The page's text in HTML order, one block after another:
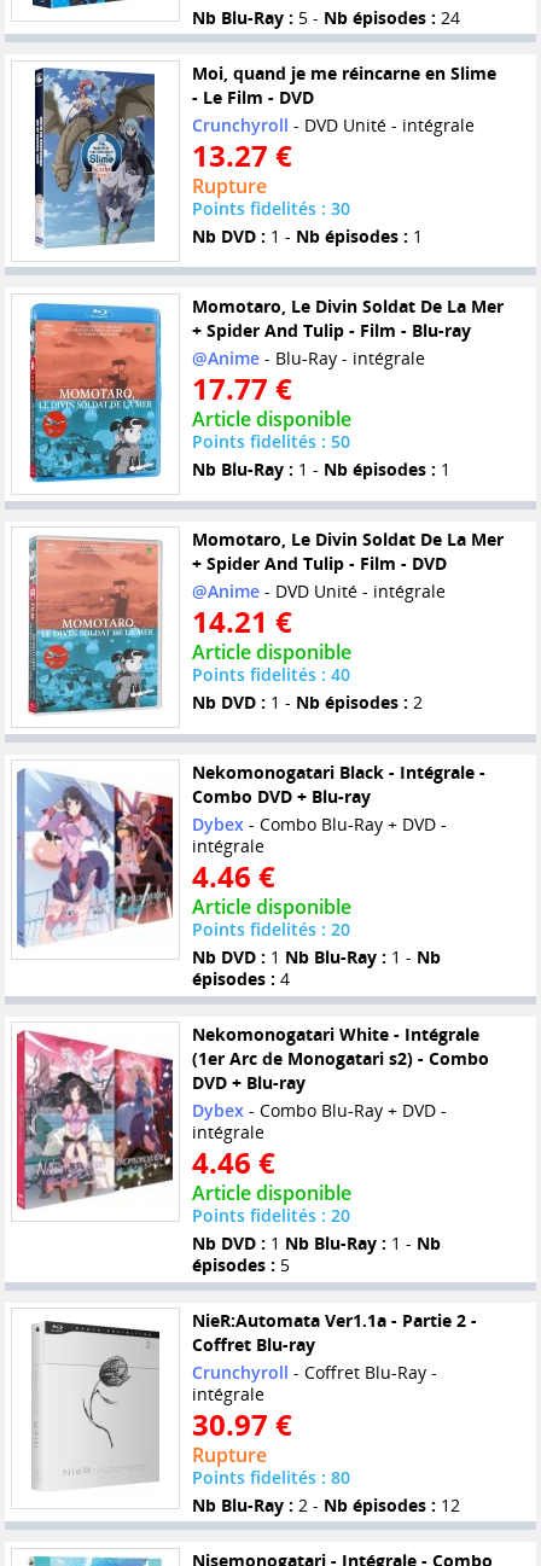
Nb Blu-Ray : 5 - Nb épisodes : 24
Moi, quand je me réincarne en Slime
- Le Film - DVD
Crunchyroll - DVD Unité - intégrale
13.27 €
Rupture
Points fidelités : 30
Nb DVD : 1 - Nb épisodes : 1
Momotaro, Le Divin Soldat De La Mer
+ Spider And Tulip - Film - Blu-ray
@Anime- Blu-Ray - intégrale
17.77 €
Article disponible
Points fidelités : 50
Nb Blu-Ray : 1 - Nb épisodes : 1
Momotaro, Le Divin Soldat De La Mer
+ Spider And Tulip - Film - DVD
@Anime- DVD Unité - intégrale
14.21 €
Article disponible
Points fidelités : 40
Nb DVD : 1 - Nb épisodes : 2
Nekomonogatari Black - Intégrale -
Combo DVD + Blu-ray
Dybex- Combo Blu-Ray + DVD -
intégrale
4.46 €
Article disponible
Points fidelités : 20
Nb DVD : 1 Nb Blu-Ray : 1 - Nb
épisodes : 4
Nekomonogatari White - Intégrale
(1er Arc de Monogatari s2) - Combo
DVD + Blu-ray
Dybex- Combo Blu-Ray + DVD -
intégrale
4.46 €
Article disponible
Points fidelités : 20
Nb DVD : 1 Nb Blu-Ray : 1 - Nb
épisodes : 5
NieR:Automata Ver1.1a - Partie 2 -
Coffret Blu-ray
Crunchyroll - Coffret Blu-Ray -
intégrale
30.97 €
Rupture
Points fidelités : 80
Nb Blu-Ray : 2 - Nb épisodes : 12
Nisemonogatari - Intégrale - Combo